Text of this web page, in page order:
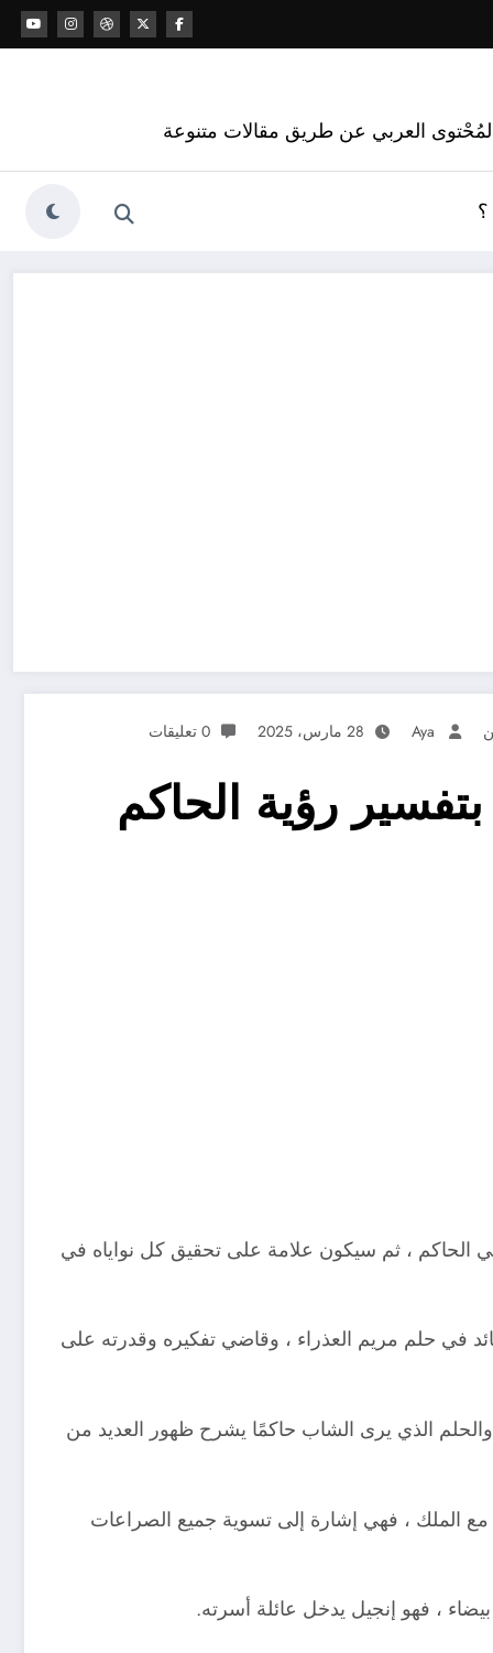
العربي عن طريق مقالات متنوعة
Aya 28 مارس، 2025 0 تعليقات
رؤية الحاكم
الحاكم ، ثم سيكون علامة على تحقيق كل نواياه في
في حلم مريم العذراء ، وقاضي تفكيره وقدرته على
والحلم الذي يرى الشاب حاكمًا يشرح ظهور العديد من
مع الملك ، فهي إشارة إلى تسوية جميع الصراعات
، فهو إنجيل يدخل عائلة أسرته.